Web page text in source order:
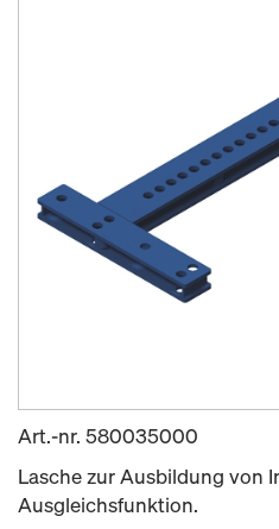
Art.-nr. 580035000
Lasche zur Ausbildung von
Ausgleichsfunktion.